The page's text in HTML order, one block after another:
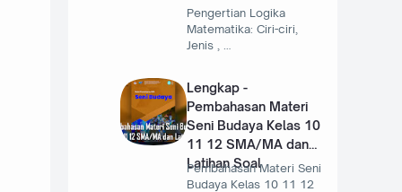
Pengertian Logika
Matematika: Ciri-ciri,
Jenis , …
Lengkap -
Pembahasan Materi
Seni Budaya Kelas 10
11 12 SMA/MA dan
Latihan Soal
Pembahasan Materi Seni
Budaya Kelas 10 11 12